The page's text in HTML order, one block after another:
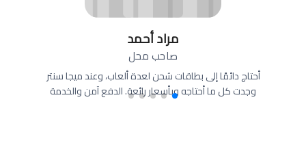
مراد أحمد
صاحب محل
أحتاج دائمًا إلى بطاقات شحن لعدة ألعاب، وعند ميجا سنتر
وجدت كل ما أحتاجه وبأسعار رائعة. الدفع آمن والخدمة